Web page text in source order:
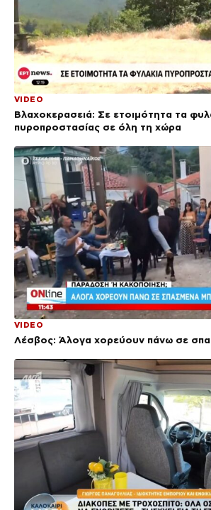
VIDEO
Βλαχοκερασειά: Σε ετοιμότητα τα
πυροπροστασίας σε όλη τη χώρα
VIDEO
Λέσβος: Άλογα χορεύουν πάνω σε